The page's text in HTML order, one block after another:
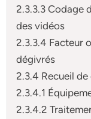
2.3.3.3 Codage
des vidéos
2.3.3.4 Facteur
dégivrés
2.3.4 Recueil
2.3.4.1
2.3.4.2